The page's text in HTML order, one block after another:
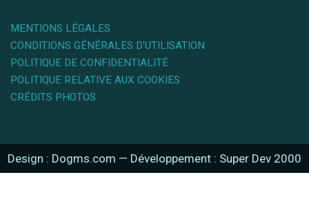
MENTIONS LÉGALES
CONDITIONS GÉNÉRALES D'UTILISATION
POLITIQUE DE CONFIDENTIALITÉ
POLITIQUE RELATIVE AUX COOKIES
CRÉDITS PHOTOS
Design : Dogms.com — Développement : Super Dev 2000